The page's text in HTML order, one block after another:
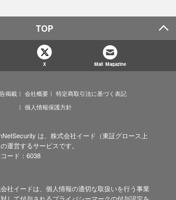
TOP
X Mail Magazine
掲載 会社概要
特定商取引法に基づく表記
個人情報保護方針
は、株式会社イード（東証グロース上
運営するサービスです。
ード：6038
社イードは、個人情報の適切な取扱いを行う事業